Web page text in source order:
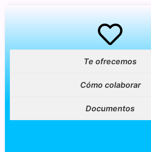
Te ofrecemos
Cómo colaborar
Documentos